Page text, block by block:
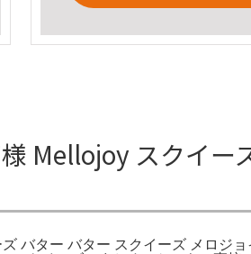
Mellojoy スクイー
バター バター スクイーズ メロジ